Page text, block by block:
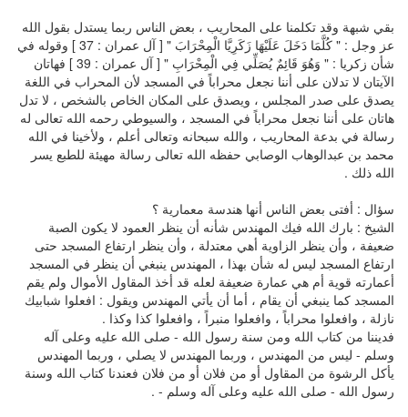
بقي شبهة وقد تكلمنا على المحاريب ، بعض الناس ربما يستدل بقول الله
عز وجل : " كُلَّمَا دَخَلَ عَلَيْهَا زَكَرِيَّا الْمِحْرَابَ " [ آل عمران : 37 ] وقوله في
شأن زكريا : " وَهُوَ قَائِمٌ يُصَلِّي فِي الْمِحْرَابِ " [ آل عمران : 39 ] فهاتان
الآيتان لا تدلان على أننا نجعل محراباً في المسجد لأن المحراب في اللغة
يصدق على صدر المجلس ، ويصدق على المكان الخاص بالشخص ، لا تدل
هاتان على أننا نجعل محراباً في المسجد ، والسيوطي رحمه الله تعالى له
رسالة في بدعة المحاريب ، والله سبحانه وتعالى أعلم ، ولأخينا في الله
محمد بن عبدالوهاب الوصابي حفظه الله تعالى رسالة مهيئة للطبع يسر
الله ذلك .
سؤال : أفتى بعض الناس أنها هندسة معمارية ؟
الشيخ : بارك الله فيك المهندس شأنه أن ينظر العمود لا يكون الصبة
ضعيفة ، وأن ينظر الزاوية أهي معتدلة ، وأن ينظر ارتفاع المسجد حتى
ارتفاع المسجد ليس له شأن بهذا ، المهندس ينبغي أن ينظر في المسجد
أعمارته قوية أم هي عمارة ضعيفة لعله قد أخذ المقاول الأموال ولم يقم
المسجد كما ينبغي أن يقام ، أما أن يأتي المهندس ويقول : افعلوا شبابيك
نازلة ، وافعلوا محراباً ، وافعلوا منبراً ، وافعلوا كذا وكذا .
فديننا من كتاب الله ومن سنة رسول الله - صلى الله عليه وعلى آله
وسلم - ليس من المهندس ، وربما المهندس لا يصلي ، وربما المهندس
يأكل الرشوة من المقاول أو من فلان أو من فلان فعندنا كتاب الله وسنة
رسول الله - صلى الله عليه وعلى آله وسلم - .